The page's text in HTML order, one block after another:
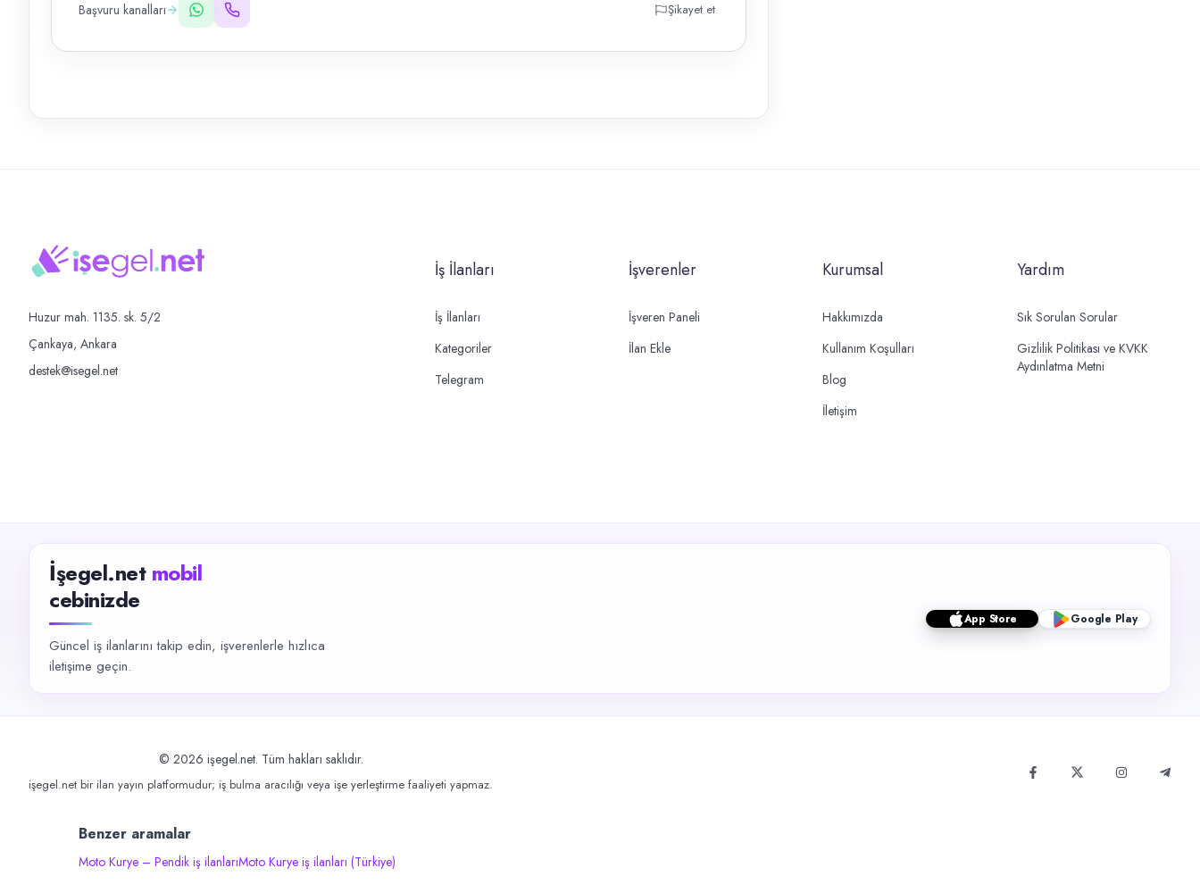
Başvuru kanalları Şikayet et
Huzur mah. 1135. sk. 5/2
Çankaya, Ankara
destek@isegel.net
İş İlanları
İş İlanları
Kategoriler
Telegram
İşverenler
İşveren Paneli
İlan Ekle
Kurumsal
Hakkımızda
Kullanım Koşulları
Blog
İletişim
Yardım
Sık Sorulan Sorular
Gizlilik Politikası ve KVKK
Aydınlatma Metni
İşegel.net mobil
cebinizde
Güncel iş ilanlarını takip edin, işverenlerle hızlıca
iletişime geçin.
App Store Google Play
© 2026 işegel.net. Tüm hakları saklıdır.
işegel.net bir ilan yayın platformudur; iş bulma aracılığı veya işe yerleştirme faaliyeti yapmaz.
Benzer aramalar
Moto Kurye – Pendik iş ilanlarıMoto Kurye iş ilanları (Türkiye)